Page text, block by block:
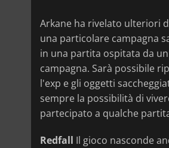
Arkane ha rivelato ulteriori
una particolare campagna
in una partita ospitata da
campagna. Sarà possibile
l'exp e gli oggetti
sempre la possibilità di
partecipato a qualche
Redfall Il gioco nasconde